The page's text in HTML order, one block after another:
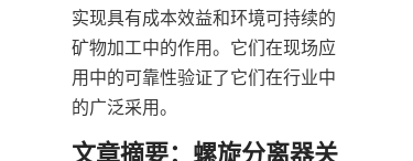
实现具有成本效益和环境可持续的
矿物加工中的作用。它们在现场应
用中的可靠性验证了它们在行业中
的广泛采用。
文章摘要：螺旋分离器关